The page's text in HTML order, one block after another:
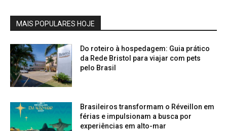
MAIS POPULARES HOJE
Do roteiro à hospedagem: Guia prático
da Rede Bristol para viajar com pets
pelo Brasil
Brasileiros transformam o Réveillon em
férias e impulsionam a busca por
experiências em alto-mar